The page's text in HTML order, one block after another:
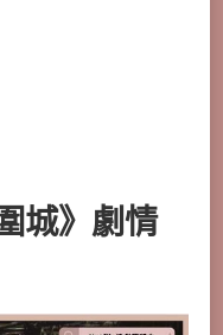
城》劇情